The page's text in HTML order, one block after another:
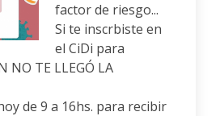
factor de riesgo...
Si te inscrbiste en
el CiDi para
NO TE LLEGÓ LA
de 9 a 16hs. para recibir